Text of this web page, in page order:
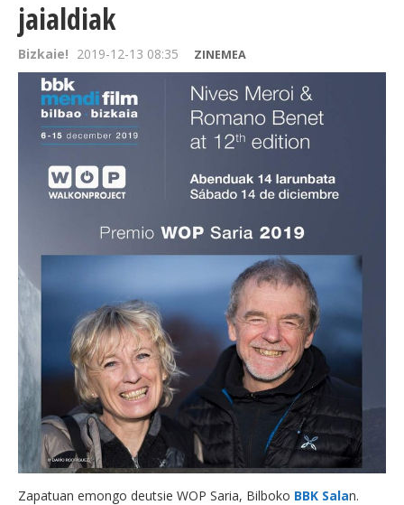
jaialdiak
Bizkaie! 2019-12-13 08:35 ZINEMEA
Zapatuan emongo deutsie WOP Saria, Bilboko BBK Salan.